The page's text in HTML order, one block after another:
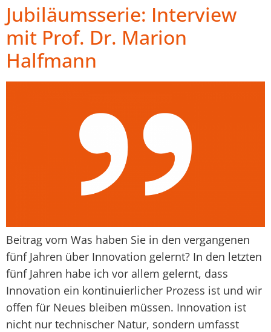
Jubiläumsserie: Interview
mit Prof. Dr. Marion
Halfmann
Beitrag vom Was haben Sie in den vergangenen
fünf Jahren über Innovation gelernt? In den letzten
fünf Jahren habe ich vor allem gelernt, dass
Innovation ein kontinuierlicher Prozess ist und wir
offen für Neues bleiben müssen. Innovation ist
nicht nur technischer Natur, sondern umfasst